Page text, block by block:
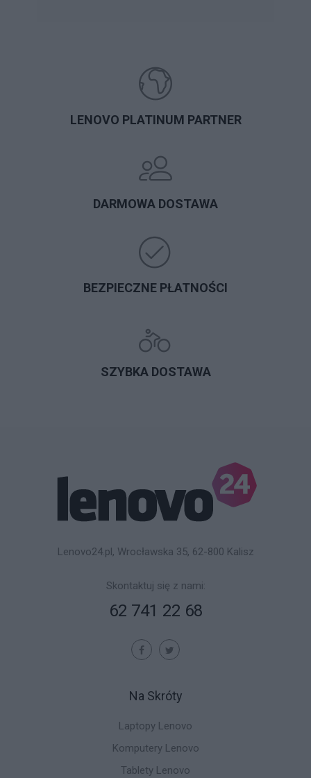
LENOVO PLATINUM PARTNER
DARMOWA DOSTAWA
BEZPIECZNE PŁATNOŚCI
SZYBKA DOSTAWA
Lenovo24.pl, Wrocławska 35, 62-800 Kalisz
Skontaktuj się z nami:
62 741 22 68
Na Skróty
Laptopy Lenovo
Komputery Lenovo
Tablety Lenovo